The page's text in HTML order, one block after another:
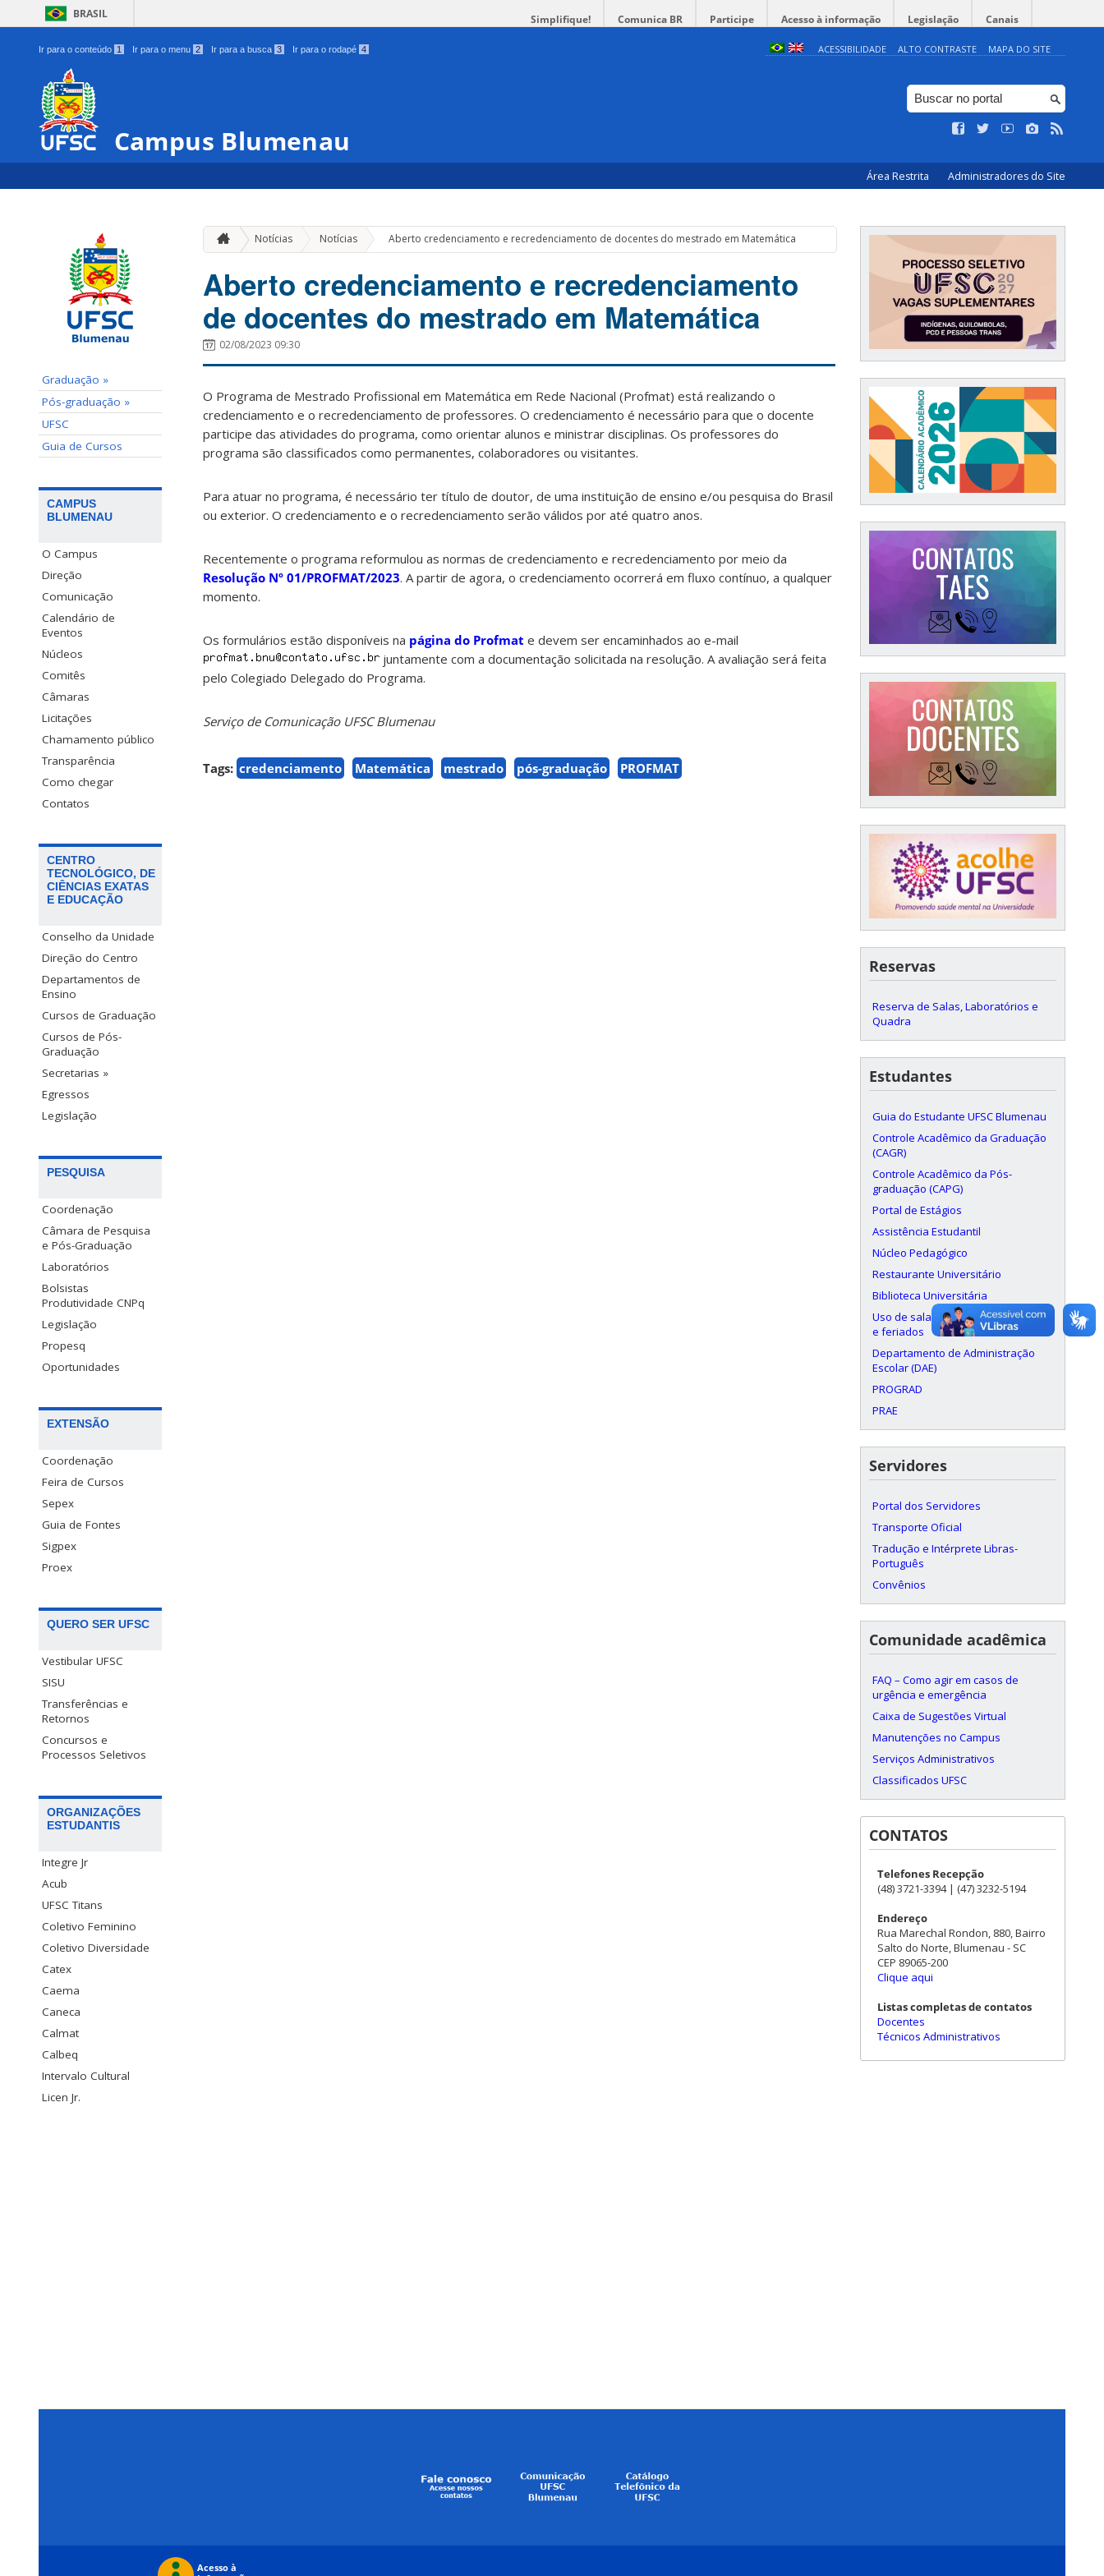
BRASIL Simplifique! Comunica BR Participe Acesso à informação Legislação Canais
Ir para o conteúdo 1 Ir para o menu 2 Ir para a busca 3 Ir para o rodapé 4 ACESSIBILIDADE ALTO CONTRASTE MAPA DO SITE
Campus Blumenau
Área Restrita Administradores do Site
Graduação »
Pós-graduação »
UFSC
Guia de Cursos
CAMPUS
BLUMENAU
O Campus
Direção
Comunicação
Calendário de
Eventos
Núcleos
Comitês
Câmaras
Licitações
Chamamento público
Transparência
Como chegar
Contatos
CENTRO
TECNOLÓGICO, DE
CIÊNCIAS EXATAS
E EDUCAÇÃO
Conselho da Unidade
Direção do Centro
Departamentos de
Ensino
Cursos de Graduação
Cursos de Pós-
Graduação
Secretarias »
Egressos
Legislação
PESQUISA
Coordenação
Câmara de Pesquisa
e Pós-Graduação
Laboratórios
Bolsistas
Produtividade CNPq
Legislação
Propesq
Oportunidades
EXTENSÃO
Coordenação
Feira de Cursos
Sepex
Guia de Fontes
Sigpex
Proex
QUERO SER UFSC
Vestibular UFSC
SISU
Transferências e
Retornos
Concursos e
Processos Seletivos
ORGANIZAÇÕES
ESTUDANTIS
Integre Jr
Acub
UFSC Titans
Coletivo Feminino
Coletivo Diversidade
Catex
Caema
Caneca
Calmat
Calbeq
Intervalo Cultural
Licen Jr.
Notícias Notícias » Aberto credenciamento e recredenciamento de docentes do mestrado em Matemática
Aberto credenciamento e recredenciamento
de docentes do mestrado em Matemática
02/08/2023 09:30
O Programa de Mestrado Profissional em Matemática em Rede Nacional (Profmat) está realizando o
credenciamento e o recredenciamento de professores. O credenciamento é necessário para que o docente
participe das atividades do programa, como orientar alunos e ministrar disciplinas. Os professores do
programa são classificados como permanentes, colaboradores ou visitantes.
Para atuar no programa, é necessário ter título de doutor, de uma instituição de ensino e/ou pesquisa do Brasil
ou exterior. O credenciamento e o recredenciamento serão válidos por até quatro anos.
Recentemente o programa reformulou as normas de credenciamento e recredenciamento por meio da
Resolução Nº 01/PROFMAT/2023. A partir de agora, o credenciamento ocorrerá em fluxo contínuo, a qualquer
momento.
Os formulários estão disponíveis na página do Profmat e devem ser encaminhados ao e-mail
juntamente com a documentação solicitada na resolução. A avaliação será feita
pelo Colegiado Delegado do Programa.
Serviço de Comunicação UFSC Blumenau
Tags: credenciamento Matemática mestrado pós-graduação PROFMAT
Reservas
Reserva de Salas, Laboratórios e
Quadra
Estudantes
Guia do Estudante UFSC Blumenau
Controle Acadêmico da Graduação
(CAGR)
Controle Acadêmico da Pós-
graduação (CAPG)
Portal de Estágios
Assistência Estudantil
Núcleo Pedagógico
Restaurante Universitário
Biblioteca Universitária
Uso de salas aos finais de semana
e feriados
Departamento de Administração
Escolar (DAE)
PROGRAD
PRAE
Servidores
Portal dos Servidores
Transporte Oficial
Tradução e Intérprete Libras-
Português
Convênios
Comunidade acadêmica
FAQ – Como agir em casos de
urgência e emergência
Caixa de Sugestões Virtual
Manutenções no Campus
Serviços Administrativos
Classificados UFSC
CONTATOS
Telefones Recepção
(48) 3721-3394 | (47) 3232-5194
Endereço
Rua Marechal Rondon, 880, Bairro
Salto do Norte, Blumenau - SC
CEP 89065-200
Clique aqui
Listas completas de contatos
Docentes
Técnicos Administrativos